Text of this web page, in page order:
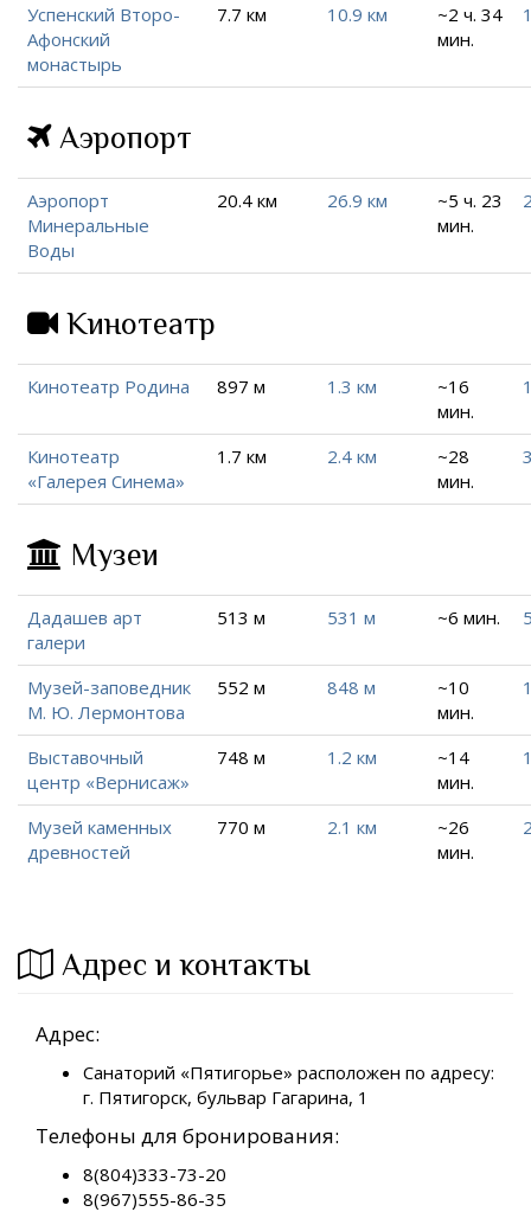
Успенский Второ-
Афонский
монастырь
7.7 км 10.9 км
~2 ч. 34
мин.
Аэропорт
Аэропорт
Минеральные
Воды
20.4 км 26.9 км
~5 ч. 23
мин.
Кинотеатр
Кинотеатр Родина 897 м 1.3 км
~16
мин.
Кинотеатр
«Галерея Синема»
1.7 км 2.4 км
~28
мин.
Музеи
Дадашев арт
галери
513 м 531 м ~6 мин.
Музей-заповедник
М. Ю. Лермонтова
552 м 848 м
~10
мин.
Выставочный
центр «Вернисаж»
748 м 1.2 км
~14
мин.
Музей каменных
древностей
770 м 2.1 км
~26
мин.
Адрес и контакты
Адрес:
Санаторий «Пятигорье» расположен по адресу:
г. Пятигорск, бульвар Гагарина, 1
Телефоны для бронирования:
8(804)333-73-20
8(967)555-86-35